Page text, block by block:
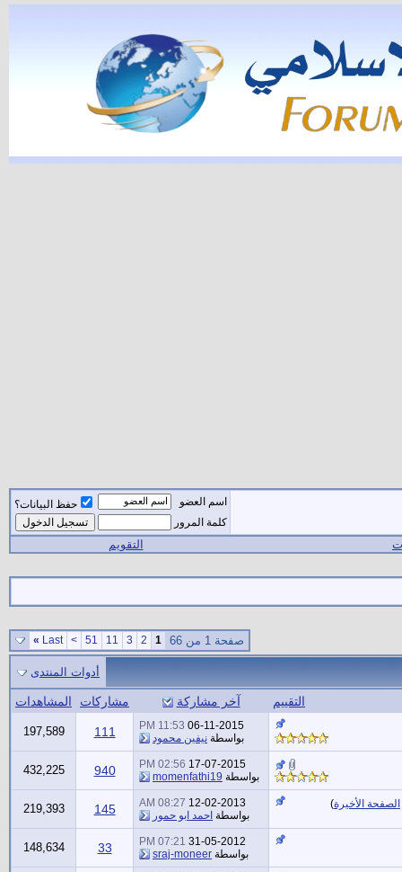
اسم العضو
حفظ البيانات؟
كلمة المرور
التقويم
صفحة 1 من 66 1
2
3
11
51
>
Last
»
أدوات المنتدى
التقييم آخر مشاركة مشاركات المشاهدات
06-11-2015
11:53 PM
بواسطة نيفين محمود 111
197,589
17-07-2015
02:56 PM
بواسطة momenfathi19
940
432,225
الصفحة الأخيرة)
12-02-2013
08:27 AM
بواسطة احمد ابو حمور 145
219,393
31-05-2012
07:21 PM
بواسطة sraj-moneer
33
148,634